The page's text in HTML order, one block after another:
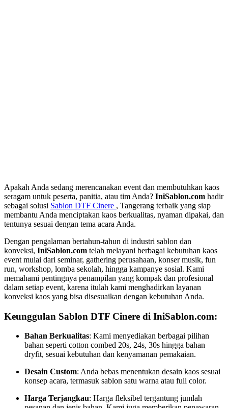
Apakah Anda sedang merencanakan event dan membutuhkan kaos
seragam untuk peserta, panitia, atau tim Anda? IniSablon.com hadir
sebagai solusi Sablon DTF Cinere , Tangerang terbaik yang siap
membantu Anda menciptakan kaos berkualitas, nyaman dipakai, dan
tentunya sesuai dengan tema acara Anda.
Dengan pengalaman bertahun-tahun di industri sablon dan
konveksi, IniSablon.com telah melayani berbagai kebutuhan kaos
event mulai dari seminar, gathering perusahaan, konser musik, fun
run, workshop, lomba sekolah, hingga kampanye sosial. Kami
memahami pentingnya penampilan yang kompak dan profesional
dalam setiap event, karena itulah kami menghadirkan layanan
konveksi kaos yang bisa disesuaikan dengan kebutuhan Anda.
Keunggulan Sablon DTF Cinere di IniSablon.com:
Bahan Berkualitas: Kami menyediakan berbagai pilihan
bahan seperti cotton combed 20s, 24s, 30s hingga bahan
dryfit, sesuai kebutuhan dan kenyamanan pemakaian.
Desain Custom: Anda bebas menentukan desain kaos sesuai
konsep acara, termasuk sablon satu warna atau full color.
Harga Terjangkau: Harga fleksibel tergantung jumlah